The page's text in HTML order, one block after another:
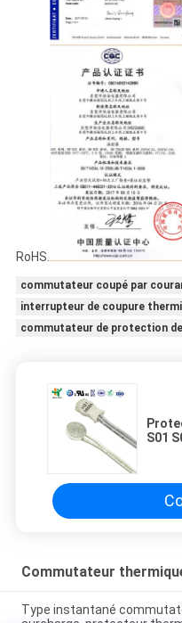
RoHS.
commutateur coupé par
interrupteur de coupure
commutateur de protection
S01
Commutateur
Type instantané